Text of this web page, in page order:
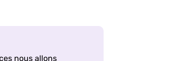
nous allons